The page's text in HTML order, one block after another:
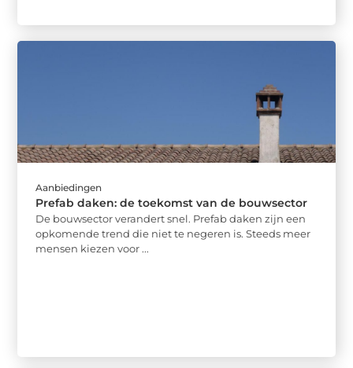
Aanbiedingen
Prefab daken: de toekomst van de bouwsector
De bouwsector verandert snel. Prefab daken zijn een
opkomende trend die niet te negeren is. Steeds meer
mensen kiezen voor ...